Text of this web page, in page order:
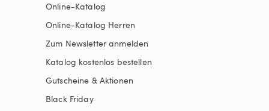
Online-Katalog
Online-Katalog Herren
Zum Newsletter anmelden
Katalog kostenlos bestellen
Gutscheine & Aktionen
Black Friday